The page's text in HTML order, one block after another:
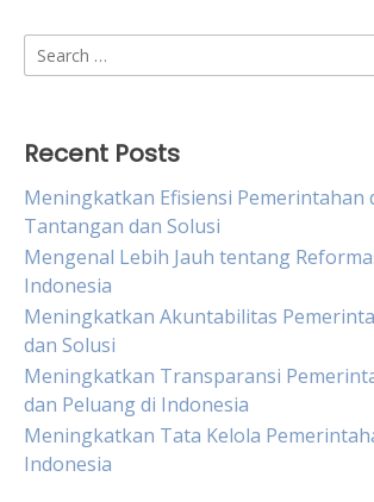
Search
for:
Recent Posts
Meningkatkan Efisiensi Pemerintahan
Tantangan dan Solusi
Mengenal Lebih Jauh tentang
Indonesia
Meningkatkan Akuntabilitas
dan Solusi
Meningkatkan Transparansi
dan Peluang di Indonesia
Meningkatkan Tata Kelola
Indonesia